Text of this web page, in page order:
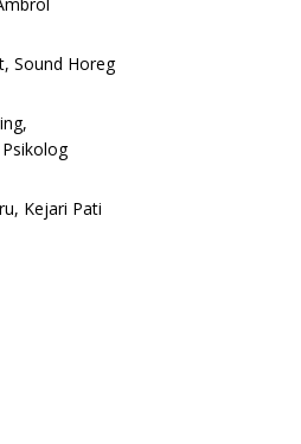
Sound Horeg
Kejari Pati